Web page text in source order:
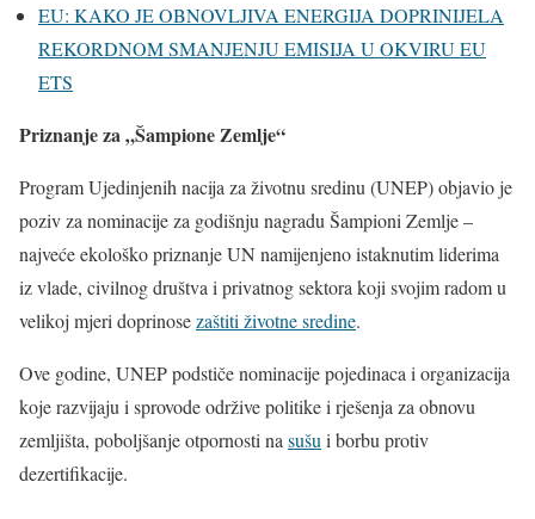
EU: KAKO JE OBNOVLJIVA ENERGIJA DOPRINIJELA
REKORDNOM SMANJENJU EMISIJA U OKVIRU EU
ETS
Priznanje za „Šampione Zemlje“
Program Ujedinjenih nacija za životnu sredinu (UNEP) objavio je
poziv za nominacije za godišnju nagradu Šampioni Zemlje –
najveće ekološko priznanje UN namijenjeno istaknutim liderima
iz vlade, civilnog društva i privatnog sektora koji svojim radom u
velikoj mjeri doprinosezaštiti životne sredine.
Ove godine, UNEP podstiče nominacije pojedinaca i organizacija
koje razvijaju i sprovode održive politike i rješenja za obnovu
zemljišta, poboljšanje otpornosti na sušu i borbu protiv
dezertifikacije.